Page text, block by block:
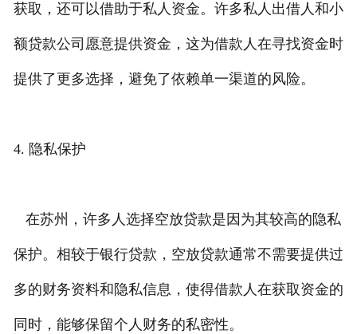
获取，还可以借助于私人资金。许多私人出借人和小
额贷款公司愿意提供资金，这为借款人在寻找资金时
提供了更多选择，避免了依赖单一渠道的风险。
4. 隐私保护
在苏州，许多人选择空放贷款是因为其较高的隐私
保护。相较于银行贷款，空放贷款通常不需要提供过
多的财务资料和隐私信息，使得借款人在获取资金的
同时，能够保留个人财务的私密性。